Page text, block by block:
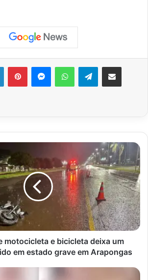
LinkedinPinterestMessengerWhatsAppTelegramCompartilhar via e-mail
motocicleta e bicicleta deixa um
em estado grave em Arapongas